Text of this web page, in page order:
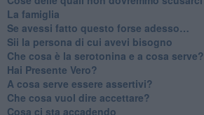
​La famiglia
​Se avessi fatto questo forse adesso…
​Sii la persona di cui avevi bisogno
Che cosa è la serotonina e a cosa serve?
​Hai Presente Vero?
A cosa serve essere assertivi?
​Che cosa vuol dire accettare?
​Cosa ci sta accadendo